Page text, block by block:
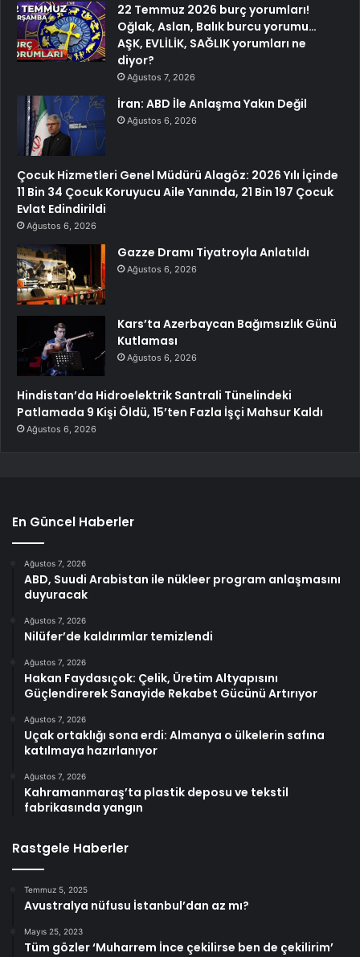
22 Temmuz 2026 burç yorumları!
Oğlak, Aslan, Balık burcu yorumu…
AŞK, EVLİLİK, SAĞLIK yorumları ne
diyor?
Ağustos 7, 2026
İran: ABD İle Anlaşma Yakın Değil
Ağustos 6, 2026
Çocuk Hizmetleri Genel Müdürü Alagöz: 2026 Yılı İçinde
11 Bin 34 Çocuk Koruyucu Aile Yanında, 21 Bin 197 Çocuk
Evlat Edindirildi
Ağustos 6, 2026
Gazze Dramı Tiyatroyla Anlatıldı
Ağustos 6, 2026
Kars’ta Azerbaycan Bağımsızlık Günü
Kutlaması
Ağustos 6, 2026
Hindistan’da Hidroelektrik Santrali Tünelindeki
Patlamada 9 Kişi Öldü, 15’ten Fazla İşçi Mahsur Kaldı
Ağustos 6, 2026
En Güncel Haberler
Ağustos 7, 2026
ABD, Suudi Arabistan ile nükleer program anlaşmasını
duyuracak
Ağustos 7, 2026
Nilüfer’de kaldırımlar temizlendi
Ağustos 7, 2026
Hakan Faydasıçok: Çelik, Üretim Altyapısını
Güçlendirerek Sanayide Rekabet Gücünü Artırıyor
Ağustos 7, 2026
Uçak ortaklığı sona erdi: Almanya o ülkelerin safına
katılmaya hazırlanıyor
Ağustos 7, 2026
Kahramanmaraş’ta plastik deposu ve tekstil
fabrikasında yangın
Rastgele Haberler
Temmuz 5, 2025
Avustralya nüfusu İstanbul’dan az mı?
Mayıs 25, 2023
Tüm gözler ‘Muharrem İnce çekilirse ben de çekilirim’